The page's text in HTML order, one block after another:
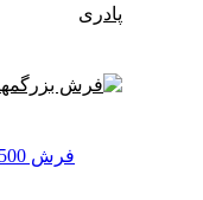
پادری
فرش 1500 شانه بزرگمهر